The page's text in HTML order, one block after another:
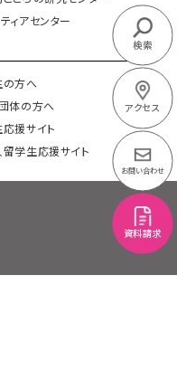
検索
アクセス
お問い合わせ
資料請求
ィアセンター
の方へ
体の方へ
援サイト
学生応援サイト